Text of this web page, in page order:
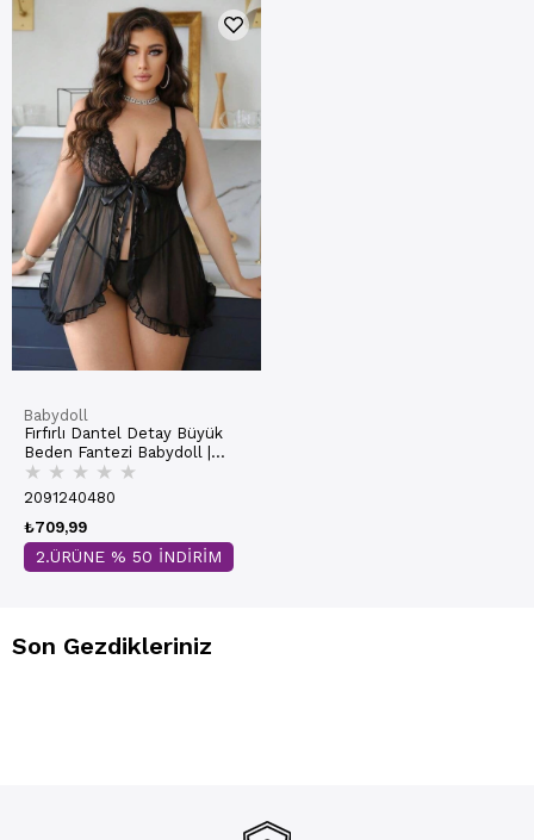
Babydoll
Fırfırlı Dantel Detay Büyük
Beden Fantezi Babydoll |
Siyah 3803
★ ★ ★ ★ ★
2091240480
₺709,99
2.ÜRÜNE % 50 İNDİRİM
Son Gezdikleriniz